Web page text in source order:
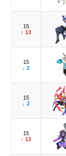
15
↑ 13
15
↓ 2
15
↓ 2
15
↑ 13